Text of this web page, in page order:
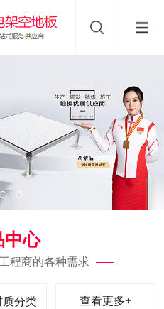
中心
程商的各种需求
质分类 查看更多+